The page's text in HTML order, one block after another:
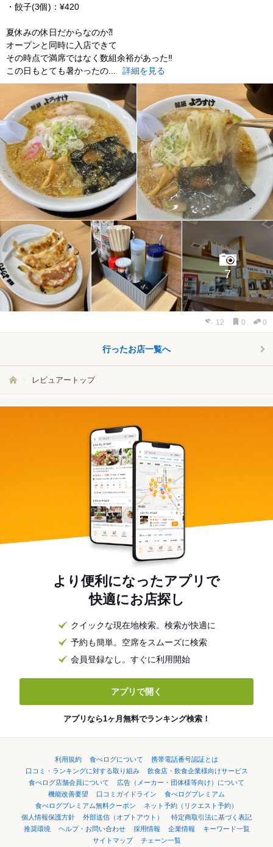
・餃子(3個)：¥420
夏休みの休日だからなのか⁈
オープンと同時に入店できて
その時点で満席ではなく数組余裕があった‼︎
この日もとても暑かったの...
詳細を見る
7
12 0 0
行ったお店一覧へ
レビュアートップ
より便利になったアプリで
快適にお店探し
クイックな現在地検索。検索が快適に
予約も簡単。空席をスムーズに検索
会員登録なし。すぐに利用開始
アプリで開く
アプリなら1ヶ月無料でランキング検索！
利用規約 食べログについて
携帯電話番号認証とは
口コミ・ランキングに対する取り組み
飲食店・飲食企業様向けサービス
食べログ店舗会員について
広告（メーカー・団体様等向け）について
機能改善要望
口コミガイドライン
食べログプレミアム
食べログプレミアム無料クーポン
ネット予約（リクエスト予約）
個人情報保護方針
外部送信（オプトアウト）
特定商取引法に基づく表記
推奨環境
ヘルプ・お問い合わせ 採用情報 企業情報
キーワード一覧
サイトマップ
チェーン一覧